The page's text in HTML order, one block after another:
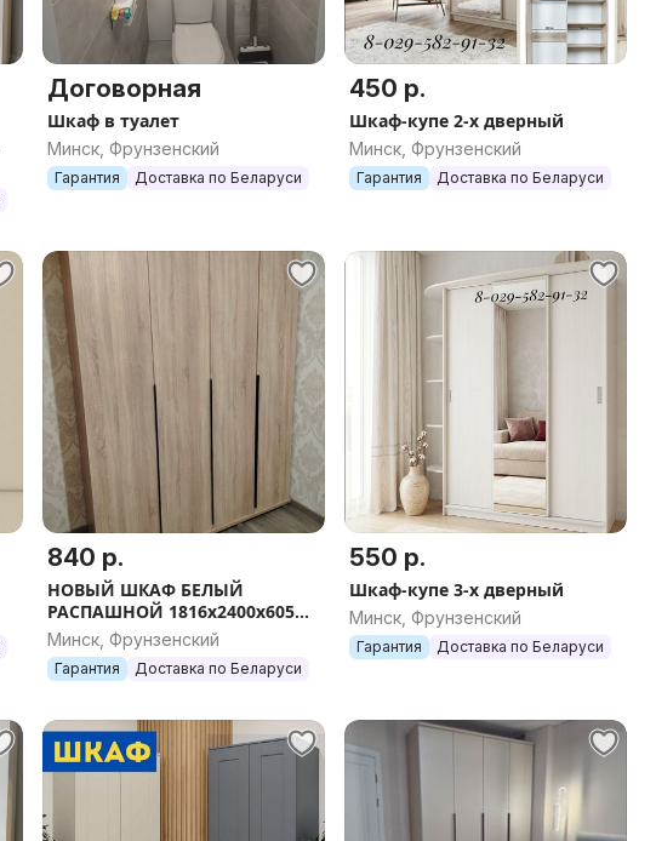
Договорная
Шкаф в туалет
Минск, Фрунзенский
Гарантия Доставка по Беларуси
450 р.
Шкаф-купе 2-х дверный
Минск, Фрунзенский
Гарантия Доставка по Беларуси
840 р.
НОВЫЙ ШКАФ БЕЛЫЙ
РАСПАШНОЙ 1816х2400х605
(ВОЗМОЖЕН ВЫБОР
НАПОЛНЕНИЯ/РАЗМЕРА/
ЦВЕТА)
Минск, Фрунзенский
Гарантия Доставка по Беларуси
550 р.
Шкаф-купе 3-х дверный
Минск, Фрунзенский
Гарантия Доставка по Беларуси